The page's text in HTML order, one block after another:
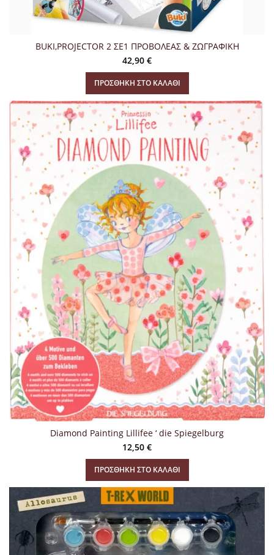
BUKI,PROJECTOR 2 ΣΕ1 ΠΡΟΒΟΛΕΑΣ & ΖΩΓΡΑΦΙΚΗ
42,90 €
ΠΡΟΣΘΉΚΗ ΣΤΟ ΚΑΛΆΘΙ
Diamond Painting Lillifee ‘ die Spiegelburg
12,50 €
ΠΡΟΣΘΉΚΗ ΣΤΟ ΚΑΛΆΘΙ